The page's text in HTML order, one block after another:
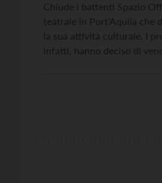
Chiude i battenti Spazio
teatrale in Port’Aquila che
la sua attività culturale. I
infatti, hanno deciso di